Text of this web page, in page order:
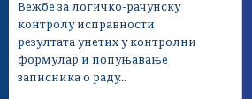
Вежбе за логичко-рачунску
контролу исправности
резултата унетих у контролни
формулар и попуњавање
записника о раду...